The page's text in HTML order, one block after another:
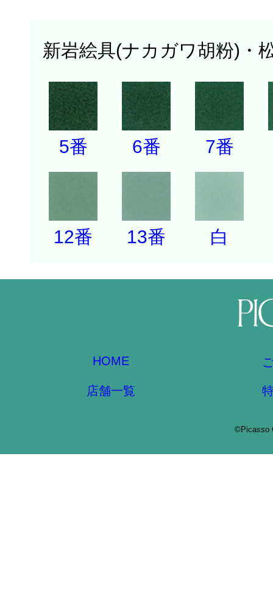
新岩絵具(ナカガワ胡粉)
5番 6番 7番
12番 13番 白
HOME
店舗一覧
©Picasso